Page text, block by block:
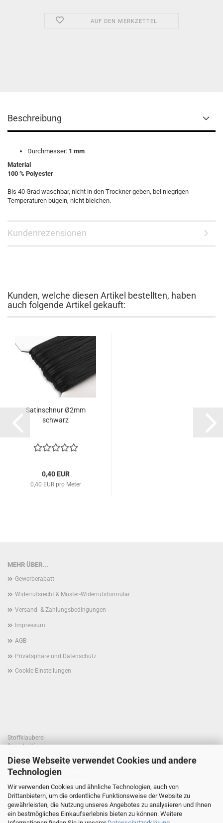
Diese Webseite verwendet Cookies und andere
Technologien
Wir verwenden Cookies und ähnliche Technologien, auch von
Drittanbietern, um die ordentliche Funktionsweise der Website zu
gewährleisten, die Nutzung unseres Angebotes zu analysieren und Ihnen
ein bestmögliches Einkaufserlebnis bieten zu können. Weitere
AUF DEN MERKZETTEL
Beschreibung
Durchmesser: 1 mm
Material
100 % Polyester
Bis 40 Grad waschbar, nicht in den Trockner geben, bei niegrigen
Temperaturen bügeln, nicht bleichen.
Kundenrezensionen
Kunden, welche diesen Artikel bestellten, haben
auch folgende Artikel gekauft:
Satinschnur Ø2mm
schwarz
0,40 EUR
0,40 EUR pro Meter
MEHR ÜBER...
Gewerberabatt
Widerrufsrecht & Muster-Widerrufsformular
Versand- & Zahlungsbedingungen
Impressum
AGB
Privatsphäre und Datenschutz
Cookie Einstellungen
Stoffklauberei
Daniela Hierl
Telefon +49 170 41 55 820
E-Mail: info@stoffklauberei.de
Umsatzsteuer-Identifikationsnummer: DE360021786
USt. wird nicht ausgewiesen (Kleinunternehmerregelung)